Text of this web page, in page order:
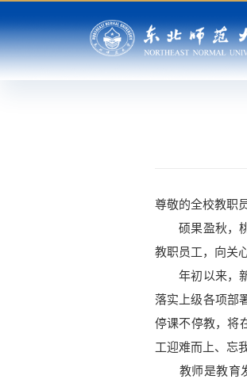
尊敬的全校教职
硕果盈秋，桃
教职员工，向关
年初以来，新
落实上级各项部
停课不停教，将
工迎难而上、忘
教师是教育发